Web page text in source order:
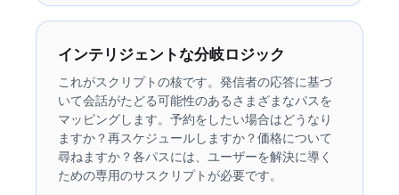
インテリジェントな分岐ロジック
これがスクリプトの核です。発信者の応答に基づ
いて会話がたどる可能性のあるさまざまなパスを
マッピングします。予約をしたい場合はどうなり
ますか？再スケジュールしますか？価格について
尋ねますか？各パスには、ユーザーを解決に導く
ための専用のサスクリプトが必要です。